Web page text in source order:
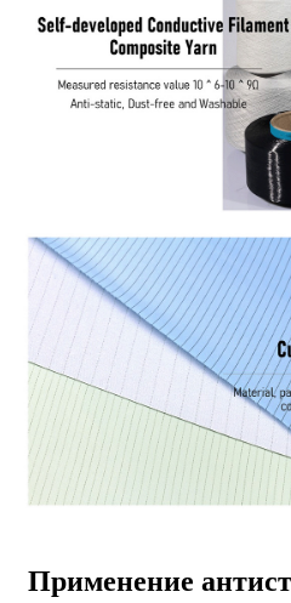
Применение